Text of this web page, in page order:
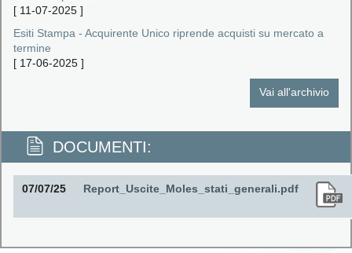
[ 11-07-2025 ]
Esiti Stampa - Acquirente Unico riprende acquisti su mercato a
termine
[ 17-06-2025 ]
Vai all'archivio
DOCUMENTI:
07/07/25 Report_Uscite_Moles_stati_generali.pdf